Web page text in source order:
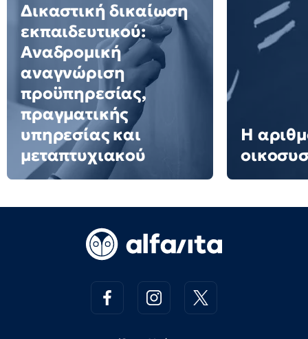
Δικαστική δικαίωση
εκπαιδευτικού:
Αναδρομική
αναγνώριση
προϋπηρεσίας,
πραγματικής
υπηρεσίας και
μεταπτυχιακού
Η